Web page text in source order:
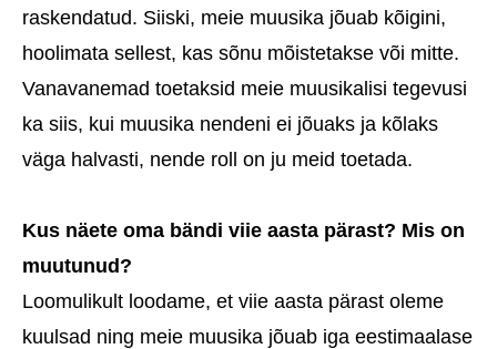
raskendatud. Siiski, meie muusika jõuab kõigini,
hoolimata sellest, kas sõnu mõistetakse või mitte.
Vanavanemad toetaksid meie muusikalisi tegevusi
ka siis, kui muusika nendeni ei jõuaks ja kõlaks
väga halvasti, nende roll on ju meid toetada.
Kus näete oma bändi viie aasta pärast? Mis on
muutunud?
Loomulikult loodame, et viie aasta pärast oleme
kuulsad ning meie muusika jõuab iga eestimaalase